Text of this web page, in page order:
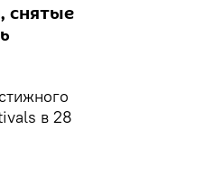
снятые
в 28